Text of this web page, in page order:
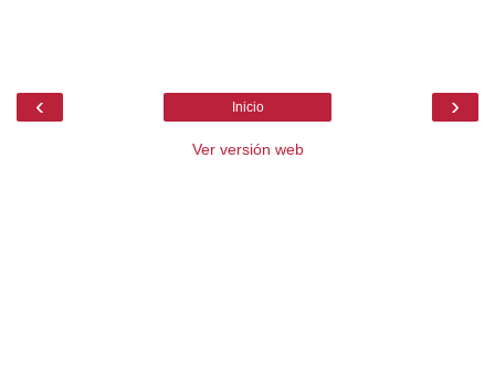
‹ ›
Inicio
Ver versión web